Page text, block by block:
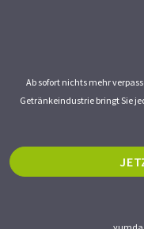
Ab sofort nichts mehr
Getränkeindustrie bringt Sie